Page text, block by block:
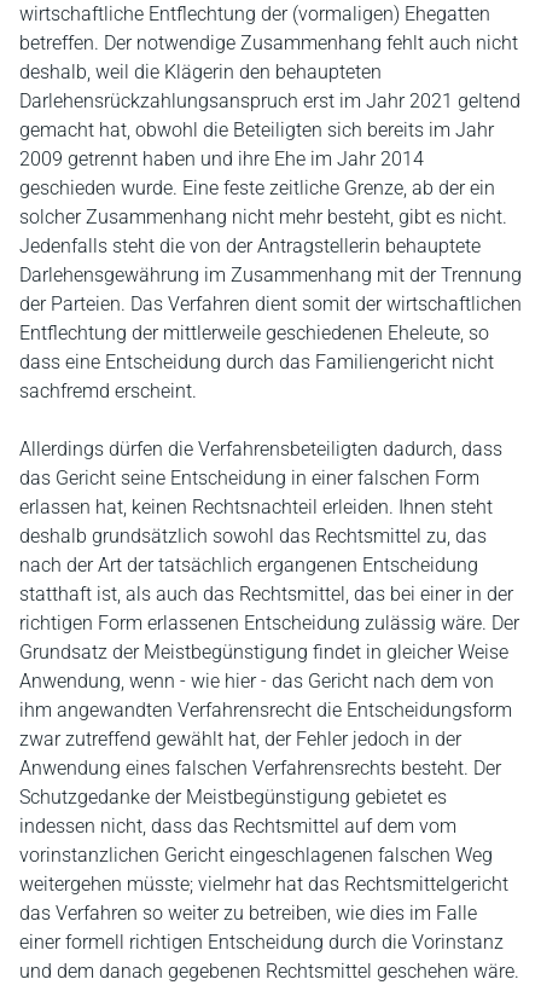
wirtschaftliche Entflechtung der (vormaligen) Ehegatten
betreffen. Der notwendige Zusammenhang fehlt auch nicht
deshalb, weil die Klägerin den behaupteten
Darlehensrückzahlungsanspruch erst im Jahr 2021 geltend
gemacht hat, obwohl die Beteiligten sich bereits im Jahr
2009 getrennt haben und ihre Ehe im Jahr 2014
geschieden wurde. Eine feste zeitliche Grenze, ab der ein
solcher Zusammenhang nicht mehr besteht, gibt es nicht.
Jedenfalls steht die von der Antragstellerin behauptete
Darlehensgewährung im Zusammenhang mit der Trennung
der Parteien. Das Verfahren dient somit der wirtschaftlichen
Entflechtung der mittlerweile geschiedenen Eheleute, so
dass eine Entscheidung durch das Familiengericht nicht
sachfremd erscheint.
Allerdings dürfen die Verfahrensbeteiligten dadurch, dass
das Gericht seine Entscheidung in einer falschen Form
erlassen hat, keinen Rechtsnachteil erleiden. Ihnen steht
deshalb grundsätzlich sowohl das Rechtsmittel zu, das
nach der Art der tatsächlich ergangenen Entscheidung
statthaft ist, als auch das Rechtsmittel, das bei einer in der
richtigen Form erlassenen Entscheidung zulässig wäre. Der
Grundsatz der Meistbegünstigung findet in gleicher Weise
Anwendung, wenn - wie hier - das Gericht nach dem von
ihm angewandten Verfahrensrecht die Entscheidungsform
zwar zutreffend gewählt hat, der Fehler jedoch in der
Anwendung eines falschen Verfahrensrechts besteht. Der
Schutzgedanke der Meistbegünstigung gebietet es
indessen nicht, dass das Rechtsmittel auf dem vom
vorinstanzlichen Gericht eingeschlagenen falschen Weg
weitergehen müsste; vielmehr hat das Rechtsmittelgericht
das Verfahren so weiter zu betreiben, wie dies im Falle
einer formell richtigen Entscheidung durch die Vorinstanz
und dem danach gegebenen Rechtsmittel geschehen wäre.